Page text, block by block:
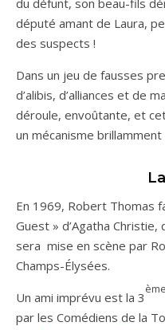
du défunt, son beau-fils
député amant de Laura,
des suspects !
Dans un jeu de fausses
d’alibis, d’alliances et de
déroule, envoûtante, et
un mécanisme
En 1969, Robert Thomas
Guest » d’Agatha
sera mise en scène par
Champs-Élysées.
Un ami imprévu est la 3
ème
par les Comédiens de la